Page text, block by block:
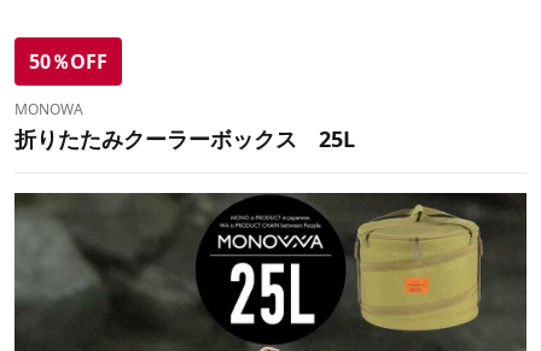
50％OFF
MONOWA
折りたたみクーラーボックス 25L